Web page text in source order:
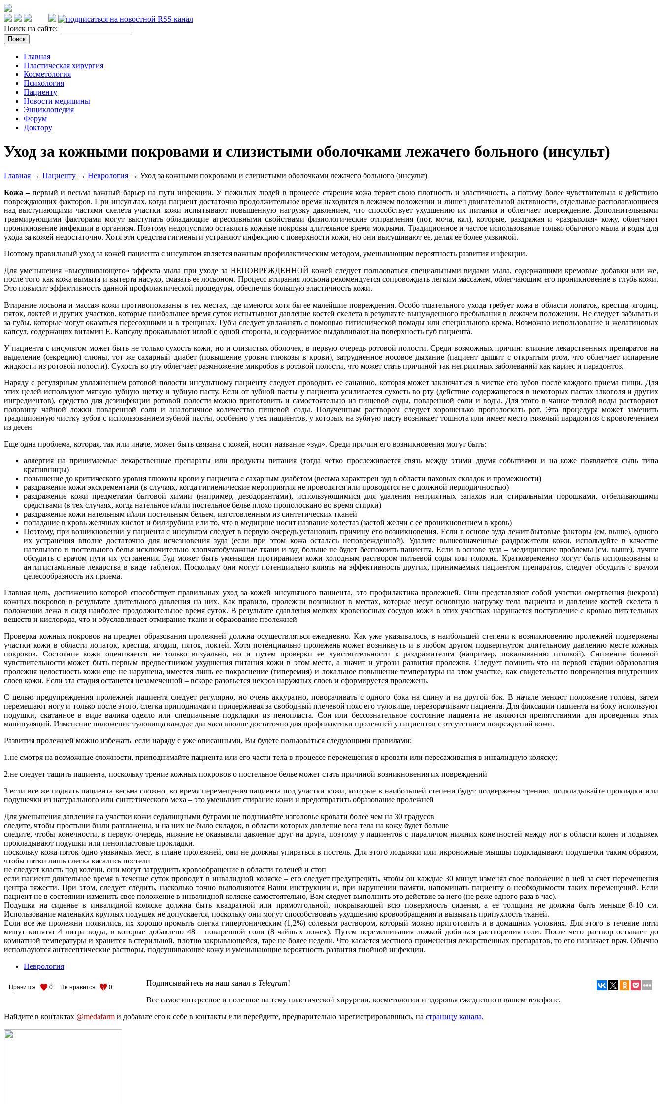
Поиск на сайте:
Главная
Пластическая хирургия
Косметология
Психология
Пациенту
Новости медицины
Энциклопедия
Форум
Доктору
Уход за кожными покровами и слизистыми оболочками лежачего больного (инсульт)
Главная → Пациенту → Неврология → Уход за кожными покровами и слизистыми оболочками лежачего больного (инсульт)
Кожа – первый и весьма важный барьер на пути инфекции. У пожилых людей в процессе старения кожа теряет свою плотность и эластичность, а потому более чувствительна к действию
повреждающих факторов. При инсультах, когда пациент достаточно продолжительное время находится в лежачем положении и лишен двигательной активности, отдельные располагающиеся
над выступающими частями скелета участки кожи испытывают повышенную нагрузку давлением, что способствует ухудшению их питания и облегчает повреждение. Дополнительными
травмирующими факторами могут выступать обладающие агрессивными свойствами физиологические отправления (пот, моча, кал), которые, раздражая и «разрыхляя» кожу, облегчают
проникновение инфекции в организм. Поэтому недопустимо оставлять кожные покровы длительное время мокрыми. Традиционное и частое использование только обычного мыла и воды для
ухода за кожей недостаточно. Хотя эти средства гигиены и устраняют инфекцию с поверхности кожи, но они высушивают ее, делая ее более уязвимой.
Поэтому правильный уход за кожей пациента с инсультом является важным профилактическим методом, уменьшающим вероятность развития инфекции.
Для уменьшения «высушивающего» эффекта мыла при уходе за НЕПОВРЕЖДЕННОЙ кожей следует пользоваться специальными видами мыла, содержащими кремовые добавки или же,
после того как кожа вымыта и вытерта насухо, смазать ее лосьоном. Процесс втирания лосьона рекомендуется сопровождать легким массажем, облегчающим его проникновение в глубь кожи.
Это повысит эффективность данной профилактической процедуры, обеспечив большую эластичность кожи.
Втирание лосьона и массаж кожи противопоказаны в тех местах, где имеются хотя бы ее малейшие повреждения. Особо тщательного ухода требует кожа в области лопаток, крестца, ягодиц,
пяток, локтей и других участков, которые наибольшее время суток испытывают давление костей скелета в результате вынужденного пребывания в лежачем положении. Не следует забывать и
за губы, которые могут оказаться пересохшими и в трещинах. Губы следует увлажнять с помощью гигиенической помады или специального крема. Возможно использование и желатиновых
капсул, содержащих витамин Е. Капсулу прокалывают иглой с одной стороны, и содержимое выдавливают на поверхность губ пациента.
У пациента с инсультом может быть не только сухость кожи, но и слизистых оболочек, в первую очередь ротовой полости. Среди возможных причин: влияние лекарственных препаратов на
выделение (секрецию) слюны, тот же сахарный диабет (повышение уровня глюкозы в крови), затрудненное носовое дыхание (пациент дышит с открытым ртом, что облегчает испарение
жидкости из ротовой полости). Сухость во рту облегчает размножение микробов в ротовой полости, что может стать причиной так неприятных заболеваний как кариес и парадонтоз.
Наряду с регулярным увлажнением ротовой полости инсультному пациенту следует проводить ее санацию, которая может заключаться в чистке его зубов после каждого приема пищи. Для
этих целей используют мягкую зубную щетку и зубную пасту. Если от зубной пасты у пациента усиливается сухость во рту (действие содержащегося в некоторых пастах алкоголя и других
ингредиентов), средство для дезинфекции ротовой полости можно приготовить и самостоятельно из пищевой соды, поваренной соли и воды. Для этого в чашке теплой воды растворяют
половину чайной ложки поваренной соли и аналогичное количество пищевой соды. Полученным раствором следует хорошенько прополоскать рот. Эта процедура может заменить
традиционную чистку зубов с использованием зубной пасты, особенно у тех пациентов, у которых на зубную пасту возникает тошнота или имеет место тяжелый парадонтоз с кровотечением
из десен.
Еще одна проблема, которая, так или иначе, может быть связана с кожей, носит название «зуд». Среди причин его возникновения могут быть:
аллергия на принимаемые лекарственные препараты или продукты питания (тогда четко прослеживается связь между этими двумя событиями и на коже появляется сыпь типа
крапивницы)
повышение до критического уровня глюкозы крови у пациента с сахарным диабетом (весьма характерен зуд в области паховых складок и промежности)
раздражение кожи экскрементами (в случаях, когда гигиенические мероприятия не проводятся или проводятся не с должной периодичностью)
раздражение кожи предметами бытовой химии (например, дезодорантами), использующимися для удаления неприятных запахов или стиральными порошками, отбеливающими
средствами (в тех случаях, когда нательное и/или постельное белье плохо прополоскано во время стирки)
раздражение кожи нательным и/или постельным бельем, изготовленным из синтетических тканей
попадание в кровь желчных кислот и билирубина или то, что в медицине носит название холестаз (застой желчи с ее проникновением в кровь)
Поэтому, при возникновении у пациента с инсультом следует в первую очередь установить причину его возникновения. Если в основе зуда лежит бытовые факторы (см. выше), одного
их устранения вполне достаточно для исчезновения зуда (если при этом кожа осталась неповрежденной). Удалите вышеозначенные раздражители кожи, используйте в качестве
нательного и постельного белья исключительно хлопчатобумажные ткани и зуд больше не будет беспокоить пациента. Если в основе зуда – медицинские проблемы (см. выше), лучше
обсудить с врачом пути их устранения. Зуд может быть уменьшен протиранием кожи холодным раствором питьевой соды или толокна. Кратковременно могут быть использованы и
антигистаминные лекарства в виде таблеток. Поскольку они могут потенциально влиять на эффективность других, принимаемых пациентом препаратов, следует обсудить с врачом
целесообразность их приема.
Главная цель, достижению которой способствует правильных уход за кожей инсультного пациента, это профилактика пролежней. Они представляют собой участки омертвения (некроза)
кожных покровов в результате длительного давления на них. Как правило, пролежни возникают в местах, которые несут основную нагрузку тела пациента и давление костей скелета в
положении лежа и сидя наиболее продолжительное время суток. В результате сдавления мелких кровеносных сосудов кожи в этих участках нарушается поступление с кровью питательных
веществ и кислорода, что и обуславливает отмирание ткани и образование пролежней.
Проверка кожных покровов на предмет образования пролежней должна осуществляться ежедневно. Как уже указывалось, в наибольшей степени к возникновению пролежней подвержены
участки кожи в области лопаток, крестца, ягодиц, пяток, локтей. Хотя потенциально пролежень может возникнуть и в любом другом подвергнутом длительному давлению месте кожных
покровов. Состояние кожи оценивается не только визуально, но и путем проверки ее чувствительности к раздражителям (например, покалыванию иголкой). Снижение болевой
чувствительности может быть первым предвестником ухудшения питания кожи в этом месте, а значит и угрозы развития пролежня. Следует помнить что на первой стадии образования
пролежня целостность кожи еще не нарушена, имеется лишь ее покраснение (гиперемия) и локальное повышение температуры на этом участке, как свидетельство повреждения внутренних
слоев кожи. Если эта стадия останется незамеченной – вскоре разовьется некроз наружных слоев и сформируется пролежень.
С целью предупреждения пролежней пациента следует регулярно, но очень аккуратно, поворачивать с одного бока на спину и на другой бок. В начале меняют положение головы, затем
перемещают ногу и только после этого, слегка приподнимая и придерживая за свободный плечевой пояс его туловище, переворачивают пациента. Для фиксации пациента на боку используют
подушки, скатанное в виде валика одеяло или специальные подкладки из пенопласта. Сон или бессознательное состояние пациента не являются препятствиями для проведения этих
манипуляций. Изменение положение туловища каждые два часа вполне достаточно для профилактики пролежней у пациентов с отсутствием повреждений кожи.
Развития пролежней можно избежать, если наряду с уже описанными, Вы будете пользоваться следующими правилами:
1.не смотря на возможные сложности, приподнимайте пациента или его части тела в процессе перемещения в кровати или пересаживания в инвалидную коляску;
2.не следует тащить пациента, поскольку трение кожных покровов о постельное белье может стать причиной возникновения их повреждений
3.если все же поднять пациента весьма сложно, во время перемещения пациента под участки кожи, которые в наибольшей степени будут подвержены трению, подкладывайте прокладки или
подушечки из натурального или синтетического меха – это уменьшит стирание кожи и предотвратить образование пролежней
Для уменьшения давления на участки кожи седалищными буграми не поднимайте изголовье кровати более чем на 30 градусов
следите, чтобы простыни были разглажены, и на них не было складок, в области которых давление веса тела на кожу будет больше
следите, чтобы конечности, в первую очередь, нижние не оказывали давление друг на друга, поэтому у пациентов с параличом нижних конечностей между ног в области колен и лодыжек
прокладывают подушки или пенопластовые прокладки.
поскольку кожа пяток одно уязвимых мест, в плане пролежней, они не должны упираться в постель. Для этого лодыжки или икроножные мышцы подкладывают подушечки таким образом,
чтобы пятки лишь слегка касались постели
не следует класть под колени, они могут затруднить кровообращение в области голеней и стоп
если пациент длительное время в течение суток проводит в инвалидной коляске – его следует предупредить, чтобы он каждые 30 минут изменял свое положение в ней за счет перемещения
центра тяжести. При этом, следует следить, насколько точно выполняются Ваши инструкции и, при нарушении памяти, напоминать пациенту о необходимости таких перемещений. Если
пациент не в состоянии изменить свое положение в инвалидной коляске самостоятельно, Вам следует выполнить это действие за него (не реже одного раза в час).
Подушка на сиденье в инвалидной коляске должна быть квадратной или прямоугольной, покрывающей всю поверхность сиденья, а ее толщина не должна быть меньше 8-10 см.
Использование маленьких круглых подушек не допускается, поскольку они могут способствовать ухудшению кровообращения и вызывать припухлость тканей.
Если все же пролежни появились, их хорошо промыть слегка гипертоническим (1,2%) солевым раствором, который можно приготовить и в домашних условиях. Для этого в течение пяти
минут кипятят 4 литра воды, в которые добавлено 48 г поваренной соли (8 чайных ложек). Путем перемешивания ложкой добиться растворения соли. После чего раствор остывает до
комнатной температуры и хранится в стерильной, плотно закрывающейся, таре не более недели. Что касается местного применения лекарственных препаратов, то его назначает врач. Обычно
используются антисептические растворы, подсушивающие кожу и уменьшающие вероятность развития гнойной инфекции.
Неврология
Нравится 0 Не нравится 0 Подписывайтесь на наш канал в Telegram!
Все самое интересное и полезное на тему пластической хирургии, косметологии и здоровья ежедневно в вашем телефоне.
Найдите в контактах @medafarm и добавьте его к себе в контакты или перейдите, предварительно зарегистрировавшись, на страницу канала.